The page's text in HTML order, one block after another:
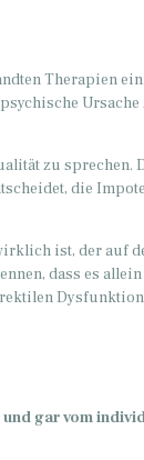
Therapien
zu sprechen.
die
ist, der auf
dass es
gar vom